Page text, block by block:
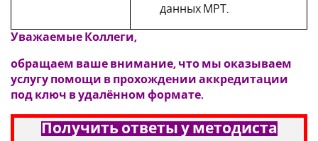
данных МРТ.
Уважаемые Коллеги,
обращаем ваше внимание, что мы оказываем
услугу помощи в прохождении аккредитации
под ключ в удалённом формате.
Получить ответы у методиста